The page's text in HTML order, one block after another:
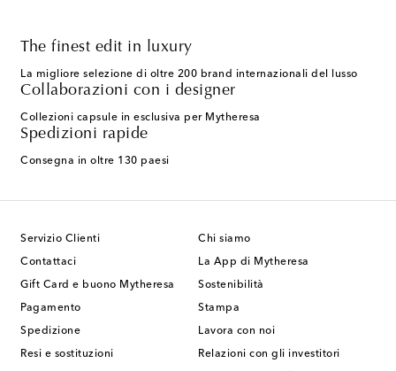
The finest edit in luxury
La migliore selezione di oltre 200 brand internazionali del lusso
Collaborazioni con i designer
Collezioni capsule in esclusiva per Mytheresa
Spedizioni rapide
Consegna in oltre 130 paesi
Servizio Clienti
Contattaci
Gift Card e buono Mytheresa
Pagamento
Spedizione
Resi e sostituzioni
Chi siamo
La App di Mytheresa
Sostenibilità
Stampa
Lavora con noi
Relazioni con gli investitori